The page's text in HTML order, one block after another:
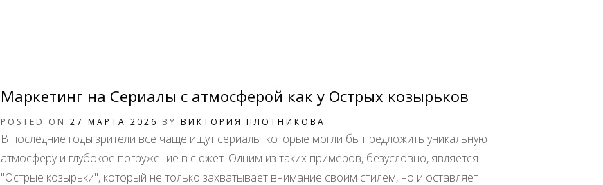
Маркетинг на Сериалы с атмосферой как у Острых козырьков
POSTED ON 27 МАРТА 2026 BY ВИКТОРИЯ ПЛОТНИКОВА
В последние годы зрители всё чаще ищут сериалы, которые могли бы предложить уникальную
атмосферу и глубокое погружение в сюжет. Одним из таких примеров, безусловно, является
"Острые козырьки", который не только захватывает внимание своим стилем, но и оставляет